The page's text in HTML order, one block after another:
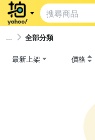
全部分類
最新上架 價格